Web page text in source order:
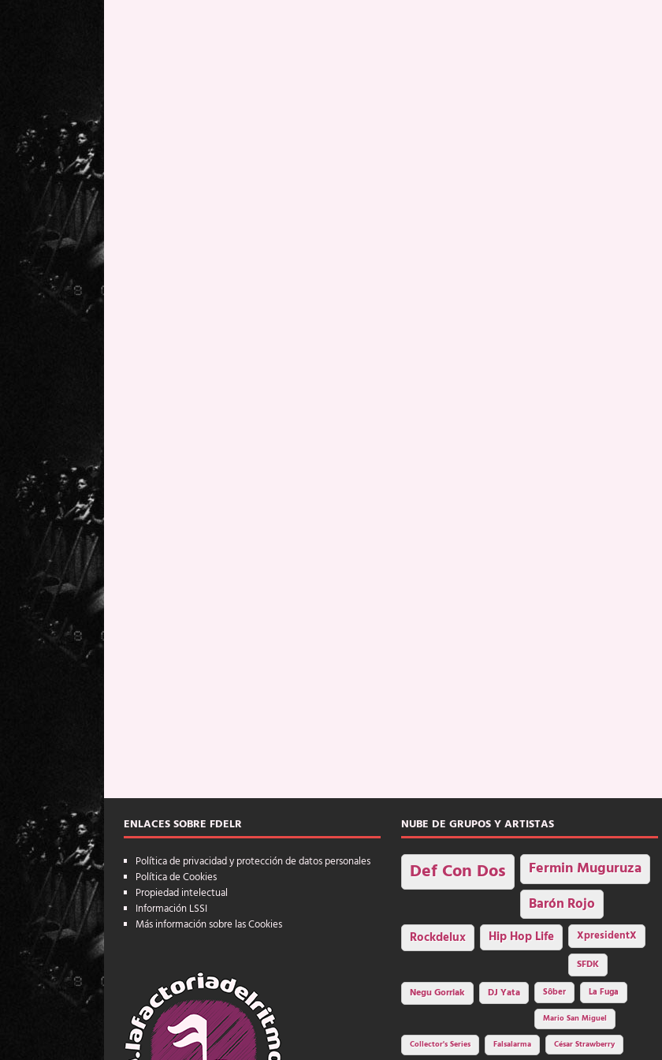
ENLACES SOBRE FDELR
Política de privacidad y protección de datos personales
Política de Cookies
Propiedad intelectual
Información LSSI
Más información sobre las Cookies
NUBE DE GRUPOS Y ARTISTAS
Def Con Dos Fermin Muguruza
Barón Rojo
Rockdelux Hip Hop Life
XpresidentX
SFDK
Negu Gorriak
DJ Yata Sôber
La Fuga
Mario San Miguel
Collector's Series
Falsalarma César Strawberry